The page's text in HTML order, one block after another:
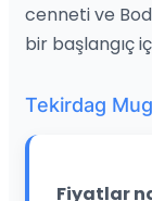
cenneti ve
bir başlangıç
Tekirdag
Fiyatlar